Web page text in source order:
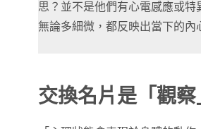
思？並不是他們有心電感應或特
無論多細微，都反映出當下的內
交換名片是「觀